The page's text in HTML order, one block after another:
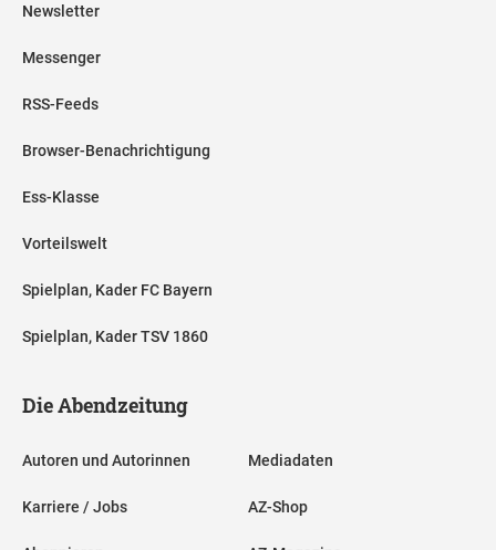
Newsletter
Messenger
RSS-Feeds
Browser-Benachrichtigung
Ess-Klasse
Vorteilswelt
Spielplan, Kader FC Bayern
Spielplan, Kader TSV 1860
Die Abendzeitung
Autoren und Autorinnen
Karriere / Jobs
Mediadaten
AZ-Shop